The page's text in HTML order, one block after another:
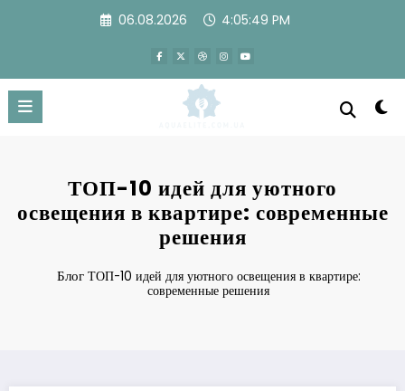
06.08.2026 4:05:49 PM
ТОП-10 идей для уютного
освещения в квартире: современные
решения
Блог ТОП-10 идей для уютного освещения в квартире:
современные решения